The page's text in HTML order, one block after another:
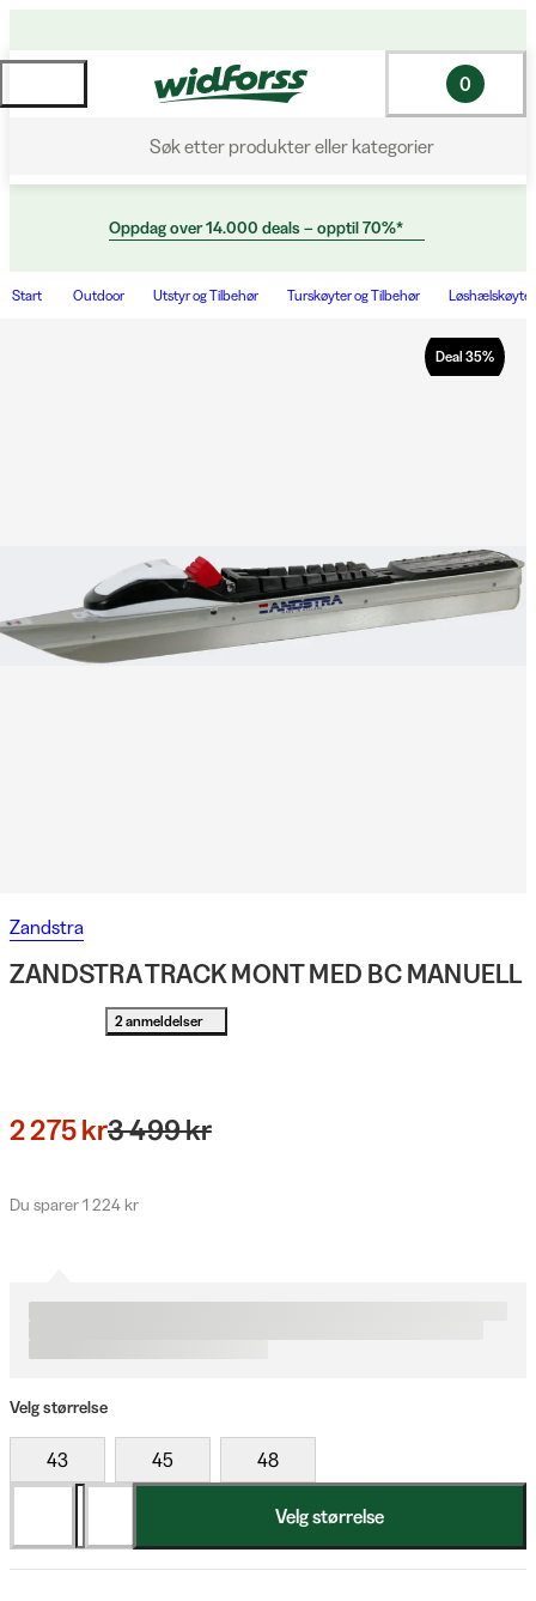
Søk etter produkter eller kategorier
0
Oppdag over 14.000 deals – opptil 70%*
Start Outdoor Utstyr og Tilbehør Turskøyter og Tilbehør Løshælskøyter
Deal 35%
Zandstra
ZANDSTRA TRACK MONT MED BC MANUELL
2 anmeldelser
2 275 kr3 499 kr
Du sparer 1 224 kr
Velg størrelse
43 45 48
Velg størrelse